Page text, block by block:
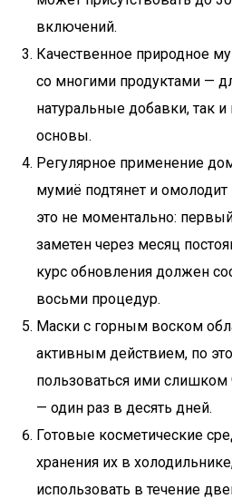
включений.
Качественное природное
со многими продуктами —
натуральные добавки, так
основы.
Регулярное применение
мумиё подтянет и
это не моментально: первый
заметен через месяц
курс обновления должен
восьми процедур.
Маски с горным воском
активным действием, по
пользоваться ими слишком
— один раз в десять дней.
Готовые косметические
хранения их в
использовать в течение